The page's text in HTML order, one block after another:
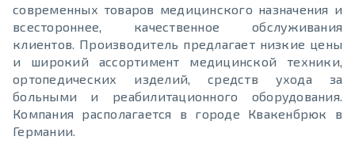
современных товаров медицинского назначения и
всестороннее, качественное обслуживания
клиентов. Производитель предлагает низкие цены
и широкий ассортимент медицинской техники,
ортопедических изделий, средств ухода за
больными и реабилитационного оборудования.
Компания располагается в городе Квакенбрюк в
Германии.